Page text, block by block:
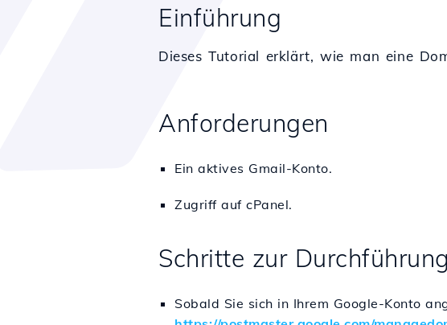
Einführung
Dieses Tutorial erklärt, wie man eine
Anforderungen
Ein aktives Gmail-Konto.
Zugriff auf cPanel.
Schritte zur Durchführung
Sobald Sie sich in Ihrem Google-Konto